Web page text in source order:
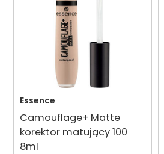
Essence
Camouflage+ Matte
korektor matujący 100
8ml